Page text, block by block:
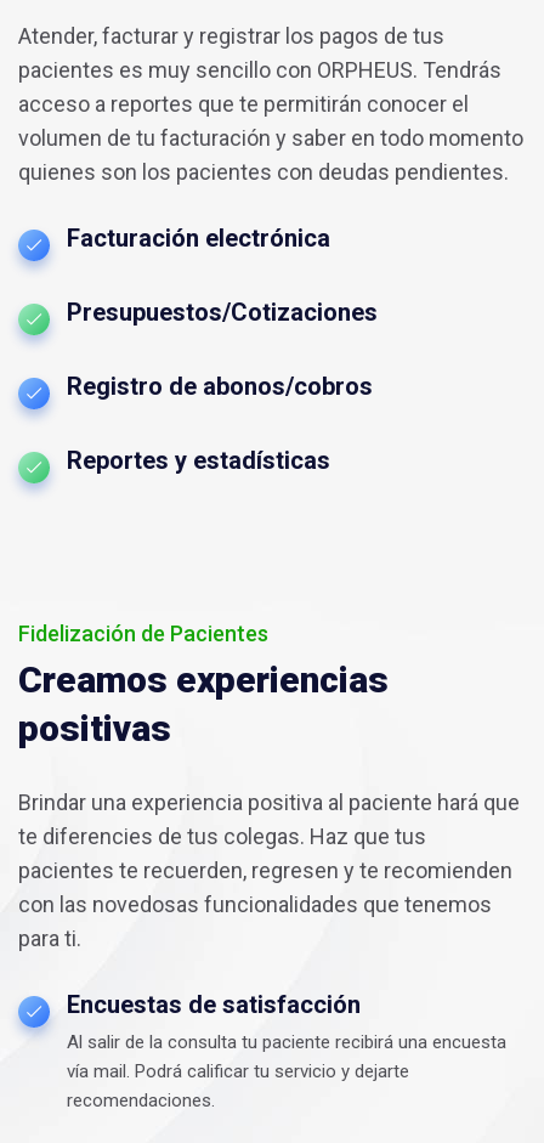
Atender, facturar y registrar los pagos de tus
pacientes es muy sencillo con ORPHEUS. Tendrás
acceso a reportes que te permitirán conocer el
volumen de tu facturación y saber en todo momento
quienes son los pacientes con deudas pendientes.
Facturación electrónica
Presupuestos/Cotizaciones
Registro de abonos/cobros
Reportes y estadísticas
Fidelización de Pacientes
Creamos experiencias
positivas
Brindar una experiencia positiva al paciente hará que
te diferencies de tus colegas. Haz que tus
pacientes te recuerden, regresen y te recomienden
con las novedosas funcionalidades que tenemos
para ti.
Encuestas de satisfacción
Al salir de la consulta tu paciente recibirá una encuesta
vía mail. Podrá calificar tu servicio y dejarte
recomendaciones.